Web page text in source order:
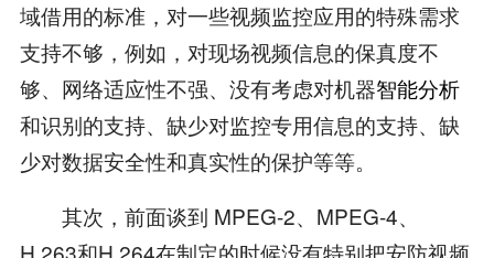
域借用的标准，对一些视频监控应用的特殊需求
支持不够，例如，对现场视频信息的保真度不
够、网络适应性不强、没有考虑对机器智能分析
和识别的支持、缺少对监控专用信息的支持、缺
少对数据安全性和真实性的保护等等。
其次，前面谈到 MPEG-2、MPEG-4、